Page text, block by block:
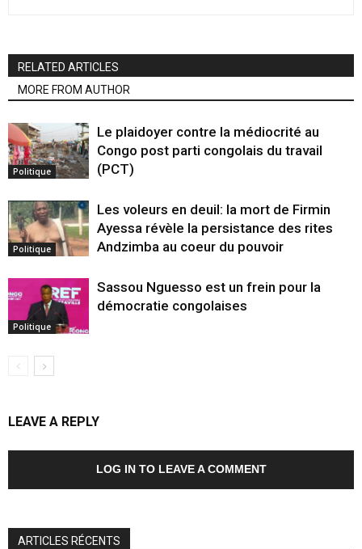
RELATED ARTICLES
MORE FROM AUTHOR
Politique
Le plaidoyer contre la médiocrité au
Congo post parti congolais du travail
(PCT)
Politique
Les voleurs en deuil: la mort de Firmin
Ayessa révèle la persistance des rites
Andzimba au coeur du pouvoir
Politique
Sassou Nguesso est un frein pour la
démocratie congolaises
LEAVE A REPLY
LOG IN TO LEAVE A COMMENT
ARTICLES RÉCENTS